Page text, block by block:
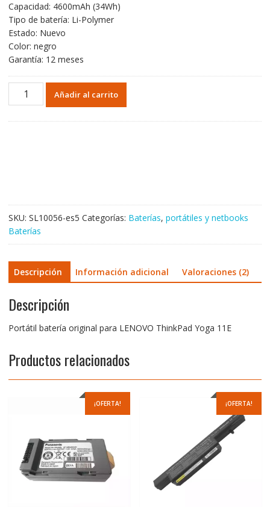
era:
64,15€.
es:
38,23€.
Capacidad: 4600mAh (34Wh)
Tipo de batería: Li-Polymer
Estado: Nuevo
Color: negro
Garantía: 12 meses
Portátil
batería
Añadir al carrito
SKU: SL10056-es5 Categorías: Baterías, portátiles y netbooks
Baterías
Descripción Información adicional Valoraciones (2)
Descripción
Portátil batería original para LENOVO ThinkPad Yoga 11E
Productos relacionados
¡OFERTA! ¡OFERTA!